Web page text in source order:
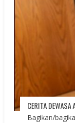
CERITA
Bagikan/